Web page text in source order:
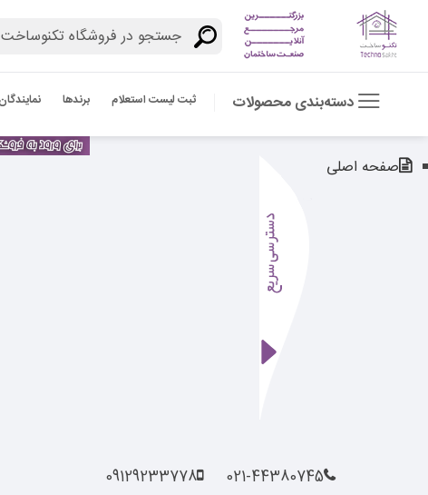
دسته‌بندی محصولات ثبت لیست استعلام برندها
صفحه اصلی
021-44380745
09129233778